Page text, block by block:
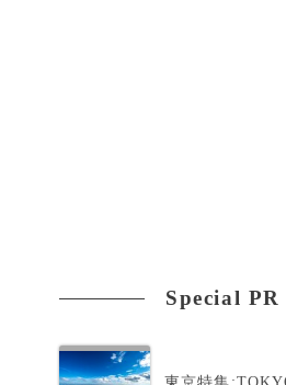
Special PR
東京特集